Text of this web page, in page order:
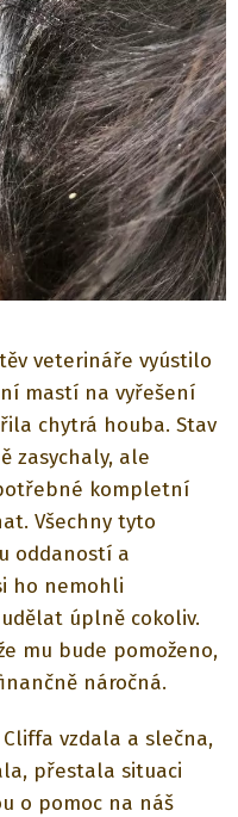
veterináře vyústilo
mastí na vyřešení
chytrá houba. Stav
zasychaly, ale
kompletní
Všechny tyto
oddaností a
ho nemohli
úplně cokoliv.
mu bude pomoženo,
náročná.
vzdala a slečna,
přestala situaci
o pomoc na náš